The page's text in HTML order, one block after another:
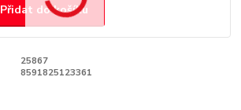
Přidat do košíku
25867
8591825123361